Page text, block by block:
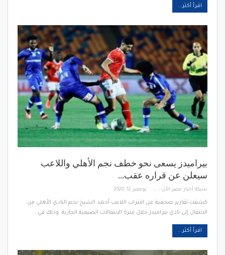
اقرأ أكثر...
بيراميدز يسعى نحو خطف نجم الأهلي واللاعب
سيعلن عن قراره عقب…
شبكة أخبار مصر الأن - Egypt News Network Now نوفمبر 12, 2020
كشفت تقارير صحفية عن اقتراب اللاعب أحمد الشيخ نجم النادي الأهلي من
الانتقال إلى نادي بيراميدز خلال فترة الانتقالات الصيفية الجارية. وذلك في…
اقرأ أكثر...